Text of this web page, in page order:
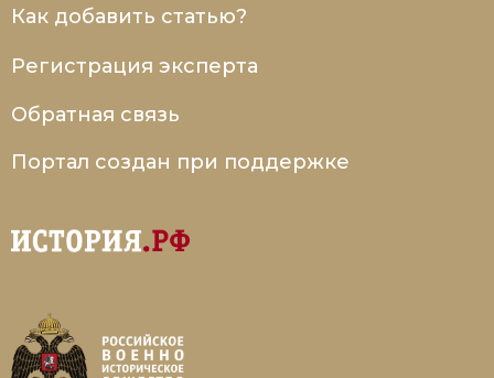
Как добавить статью?
Регистрация эксперта
Обратная связь
Портал создан при поддержке